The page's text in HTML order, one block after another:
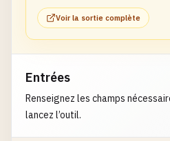
gcm","plaintext":"hello"}}
Voir la sortie complète
Entrées
Renseignez les champs
lancez l’outil.